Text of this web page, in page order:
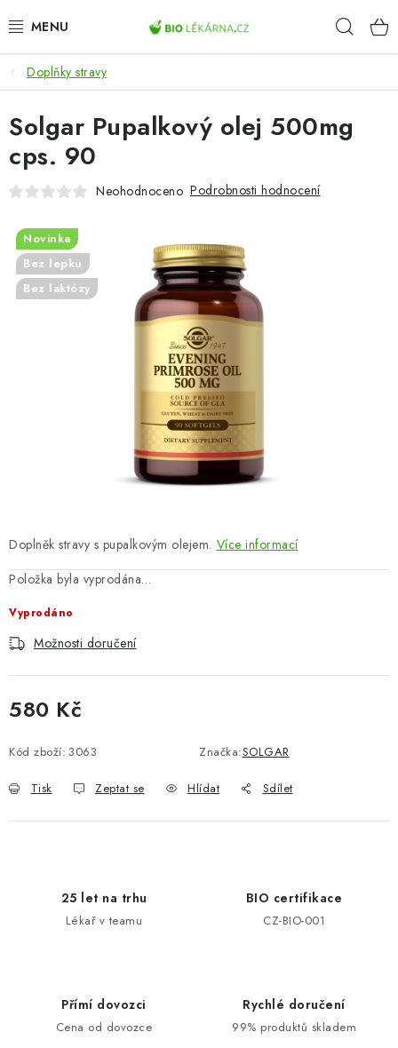
na
AKCE
DOPLŇKY STRAVY
PŘÍRODNÍ KOSMETIKA
ZDRAVÉ POTRAVINY
Odborný garant MUDr. Monika Klaudysová
Obchodní podmínky Kontakty
Slovník pojmů
Doplňky stravy
Doplněk stravy s pupalkovým olejem. Více informací
Položka byla vyprodána…
Vyprodáno
Možnosti doručení
580 Kč
Kód zboží: 3063 Značka:SOLGAR
Tisk Zeptat se Hlídat Sdílet
Solgar Pupalkový olej 500mg
cps. 90
Neohodnoceno Podrobnosti hodnocení
Novinka
Bez lepku
Bez laktózy
25 let na trhu
Lékař v teamu
BIO certifikace
CZ-BIO-001
Přímí dovozci
Cena od dovozce
Rychlé doručení
99% produktů skladem